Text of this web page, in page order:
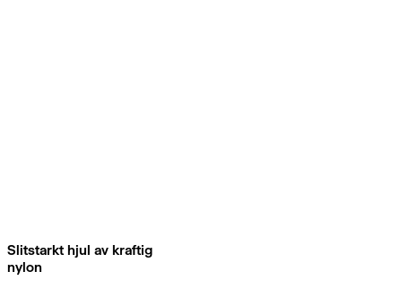
Slitstarkt hjul av kraftig
nylon